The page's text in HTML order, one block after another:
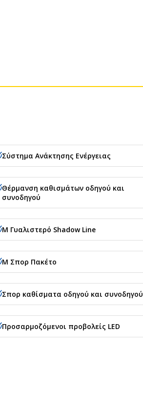
Σύστημα Ανάκτησης Ενέργειας
Θέρμανση καθισμάτων οδηγού και
συνοδηγού
M Γυαλιστερό Shadow Line
M Σπορ Πακέτο
Σπορ καθίσματα οδηγού και συνοδηγού
Προσαρμοζόμενοι προβολείς LED